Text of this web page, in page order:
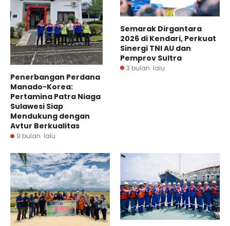
Penerbangan Perdana
Manado-Korea:
Pertamina Patra Niaga
Sulawesi Siap
Mendukung dengan
Avtur Berkualitas
9 bulan lalu
Semarak Dirgantara
2026 di Kendari, Perkuat
Sinergi TNI AU dan
Pemprov Sultra
3 bulan lalu